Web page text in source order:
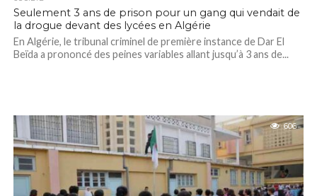
Seulement 3 ans de prison pour un gang qui vendait de
la drogue devant des lycées en Algérie
En Algérie, le tribunal criminel de première instance de Dar El
Beïda a prononcé des peines variables allant jusqu’à 3 ans de...
606